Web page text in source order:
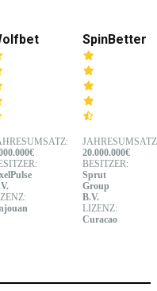
SpinBetter
20.000.000€
BESITZER:
Sprut
Group
B.V.
LIZENZ:
Curacao